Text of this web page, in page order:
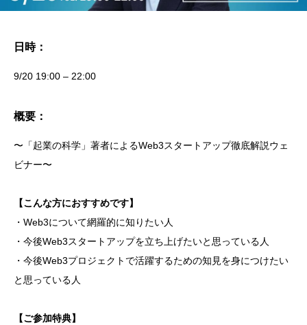
日時：
9/20 19:00 – 22:00
概要：
〜「起業の科学」著者によるWeb3スタートアップ徹底解説ウェ
ビナー〜
【こんな方におすすめです】
・Web3について網羅的に知りたい人
・今後Web3スタートアップを立ち上げたいと思っている人
・今後Web3プロジェクトで活躍するための知見を身につけたい
と思っている人
【ご参加特典】